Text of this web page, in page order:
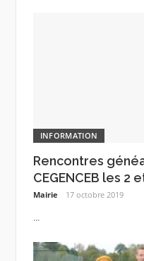
INFORMATION
Rencontres
CEGENCEB les 2
Mairie 17 octobre 2019
...